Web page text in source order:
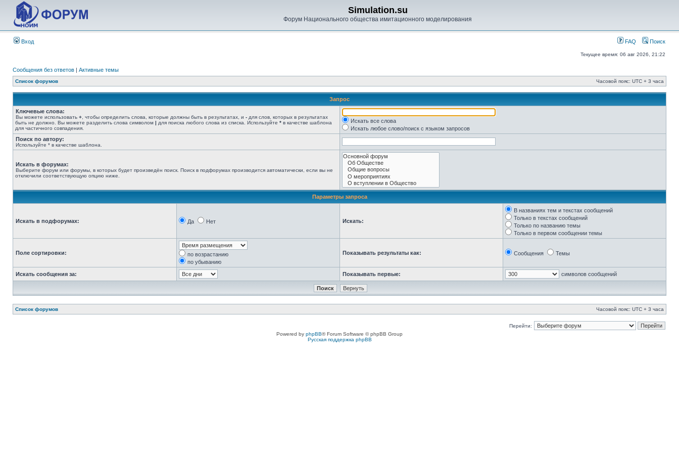
Simulation.su
Форум Национального общества имитационного моделирования
Вход FAQ Поиск
Текущее время: 06 авг 2026, 21:22
Сообщения без ответов | Активные темы
Список форумов Часовой пояс: UTC + 3 часа
Запрос
Ключевые слова:
Вы можете использовать + , чтобы определить слова, которые должны быть в результатах, и - для слов, которых в результатах
быть не должно. Вы можете разделить слова символом | для поиска любого слова из списка. Используйте * в качестве шаблона
для частичного совпадения.
Искать все слова
Искать любое слово/поиск с языком запросов
Поиск по автору:
Используйте * в качестве шаблона.
Искать в форумах:
Выберите форум или форумы, в которых будет произведён поиск. Поиск в подфорумах производится автоматически, если вы не
отключили соответствующую опцию ниже.
Параметры запроса
Искать в подфорумах: Да Нет Искать:
В названиях тем и текстах сообщений
Только в текстах сообщений
Только по названию темы
Только в первом сообщении темы
Поле сортировки:
по возрастанию
по убыванию
Показывать результаты как: Сообщения Темы
Искать сообщения за: Показывать первые: символов сообщений
Список форумов Часовой пояс: UTC + 3 часа
Перейти:
Powered by phpBB® Forum Software © phpBB Group
Русская поддержка phpBB